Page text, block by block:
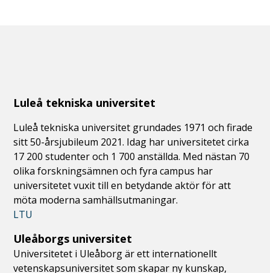
Luleå tekniska universitet
Luleå tekniska universitet grundades 1971 och firade
sitt 50-årsjubileum 2021. Idag har universitetet cirka
17 200 studenter och 1 700 anställda. Med nästan 70
olika forskningsämnen och fyra campus har
universitetet vuxit till en betydande aktör för att
möta moderna samhällsutmaningar.
LTU
Uleåborgs universitet
Universitetet i Uleåborg är ett internationellt
vetenskapsuniversitet som skapar ny kunskap,